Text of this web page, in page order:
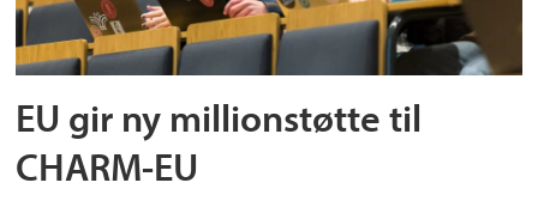
EU gir ny millionstøtte til
CHARM-EU